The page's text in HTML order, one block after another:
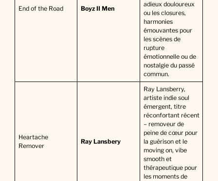
End of the Road Boyz II Men
adieux douloureux
ou les closures,
harmonies
émouvantes pour
les scènes de
rupture
émotionnelle ou de
nostalgie du passé
commun.
Heartache
Remover
Ray Lansbery
Ray Lansberry,
artiste indie soul
émergent, titre
réconfortant récent
– removeur de
peine de cœur pour
la guérison et le
moving on, vibe
smooth et
thérapeutique pour
les moments de